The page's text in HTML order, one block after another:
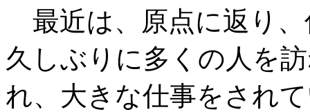
最近は、原点に返り
久しぶりに多くの人を
れ、大きな仕事をされ